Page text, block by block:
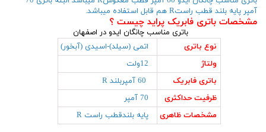
آمپر پایه بلند قطب راستR هم قابل استفاده میباشد.
مشخصات باتری فابریک پراید چیست ؟
باتری مناسب چانگان ایدو در اصفهان
نوع باتری
اتمی (سیلد)-اسیدی (آبخور)
ولتاژ
باتری فابریک
ظرفیت حداکثری
مشخصات ظاهری
پایه بلندقطب راست R